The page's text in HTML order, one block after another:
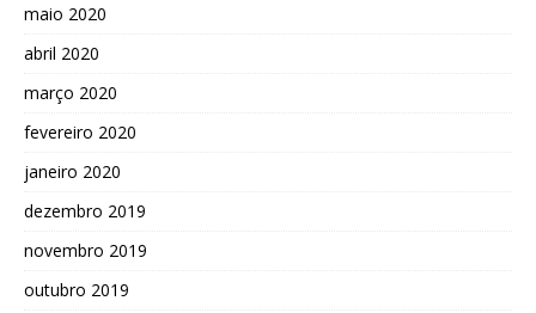
maio 2020
abril 2020
março 2020
fevereiro 2020
janeiro 2020
dezembro 2019
novembro 2019
outubro 2019